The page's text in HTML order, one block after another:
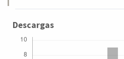
Descargas